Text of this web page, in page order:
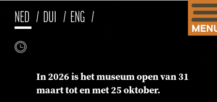
In 2026 is het museum open van 31
maart tot en met 25 oktober.
NED DUI ENG